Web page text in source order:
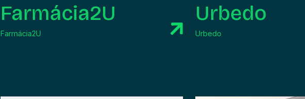
Farmácia2U
Farmácia2U
Urbedo
Urbedo